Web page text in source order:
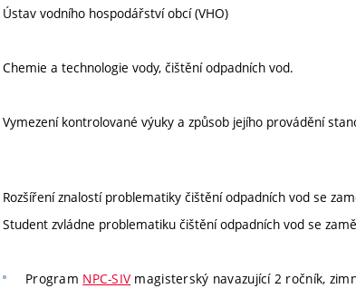
Ústav vodního hospodářství obcí (VHO)
Chemie a technologie vody, čištění odpadních vod.
Vymezení kontrolované výuky a způsob jejího provádění
Rozšíření znalostí problematiky čištění odpadních vod se
Student zvládne problematiku čištění odpadních vod se
Program NPC-SIV magisterský navazující 2 ročník,